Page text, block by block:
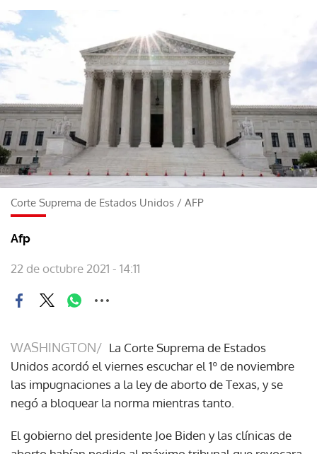
Corte Suprema de Estados Unidos / AFP
Afp
22 de octubre 2021 - 14:11
WASHINGTON/ La Corte Suprema de Estados
Unidos acordó el viernes escuchar el 1º de noviembre
las impugnaciones a la ley de aborto de Texas, y se
negó a bloquear la norma mientras tanto.
El gobierno del presidente Joe Biden y las clínicas de